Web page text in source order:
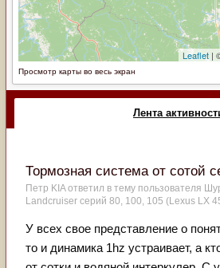
Просмотр карты во весь экран
Лента
Тормозная система от сотой
Петр KIAответил в тему пользователя
Landcruiser серий 80, 100, 105 (Lexus LX
У всех свое представление о
то и динамика 1hz устраивает, а